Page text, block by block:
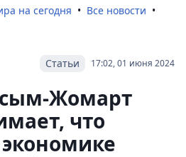
на сегодня
Все новости
17:02, 01 июня 2024
Статьи
Жомарт
что